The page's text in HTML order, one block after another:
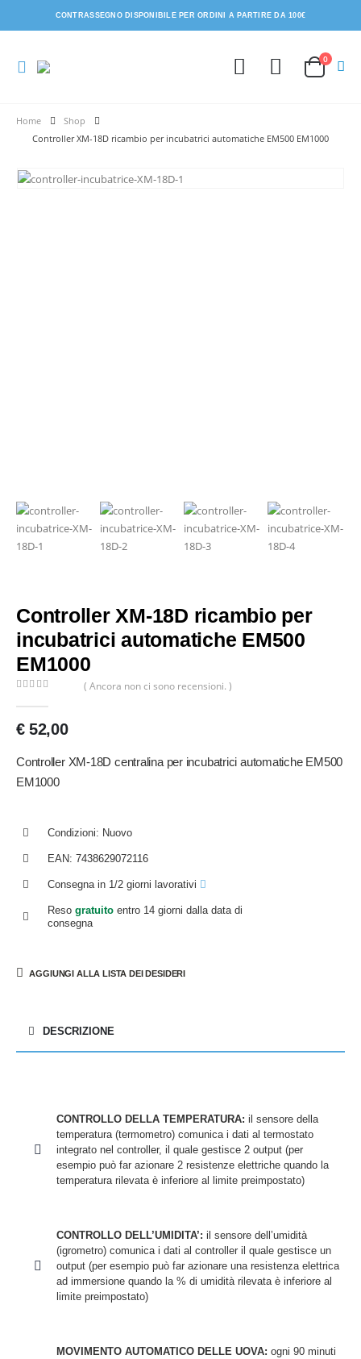
CONTRASSEGNO DISPONIBILE PER ORDINI A PARTIRE DA 100€
0
Shop
Controller XM-18D ricambio per incubatrici automatiche EM500 EM1000
Controller XM-18D ricambio per
incubatrici automatiche EM500
EM1000
( Ancora non ci sono recensioni. )
€52,00
Controller XM-18D centralina per incubatrici automatiche EM500
EM1000
Condizioni: Nuovo
EAN: 7438629072116
Consegna in 1/2 giorni lavorativi
Reso gratuito entro 14 giorni dalla data di
consegna
AGGIUNGI ALLA LISTA DEI DESIDERI
DESCRIZIONE
CONTROLLO DELLA TEMPERATURA: il sensore della
temperatura (termometro) comunica i dati al termostato
integrato nel controller, il quale gestisce 2 output (per
esempio può far azionare 2 resistenze elettriche quando la
temperatura rilevata è inferiore al limite preimpostato)
CONTROLLO DELL’UMIDITA’: il sensore dell’umidità
(igrometro) comunica i dati al controller il quale gestisce un
output (per esempio può far azionare una resistenza elettrica
ad immersione quando la % di umidità rilevata è inferiore al
limite preimpostato)
MOVIMENTO AUTOMATICO DELLE UOVA: ogni 90 minuti